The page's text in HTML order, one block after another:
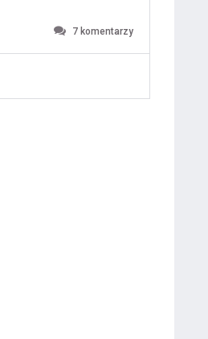
7 komentarzy